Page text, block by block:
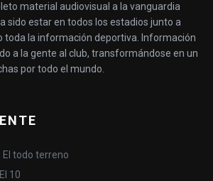
material audiovisual a la vanguardia
sido estar en todos los estadios junto a
toda la información deportiva. Información
a la gente al club, transformándose en un
por todo el mundo.
El todo terreno
10